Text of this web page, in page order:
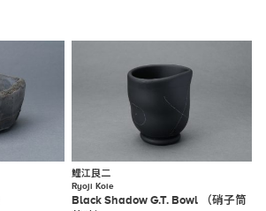
鯉江良二
Ryoji Koie
Black Shadow G.T. Bowl （硝子筒